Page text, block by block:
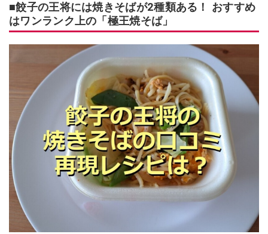
■餃子の王将には焼きそばが2種類ある！ おすすめ
はワンランク上の「極王焼そば」